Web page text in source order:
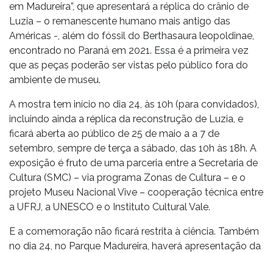
em Madureira”, que apresentará a réplica do crânio de
Luzia – o remanescente humano mais antigo das
Américas -, além do fóssil do Berthasaura leopoldinae,
encontrado no Paraná em 2021. Essa é a primeira vez
que as peças poderão ser vistas pelo público fora do
ambiente de museu.
A mostra tem início no dia 24, às 10h (para convidados),
incluindo ainda a réplica da reconstrução de Luzia, e
ficará aberta ao público de 25 de maio a a 7 de
setembro, sempre de terça a sábado, das 10h às 18h. A
exposição é fruto de uma parceria entre a Secretaria de
Cultura (SMC) – via programa Zonas de Cultura – e o
projeto Museu Nacional Vive – cooperação técnica entre
a UFRJ, a UNESCO e o Instituto Cultural Vale.
E a comemoração não ficará restrita à ciência. Também
no dia 24, no Parque Madureira, haverá apresentação da